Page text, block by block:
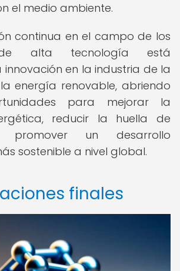
el medio ambiente.
continua en el campo de los
alta tecnología está
en la industria de la
energía renovable, abriendo
para mejorar la
reducir la huella de
un desarrollo
sostenible a nivel global.
finales